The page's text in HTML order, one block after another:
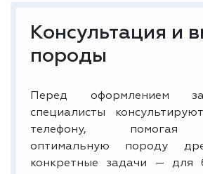
Консультация и
породы
Перед оформлением
специалисты
телефону, помогая
оптимальную породу
конкретные задачи — для